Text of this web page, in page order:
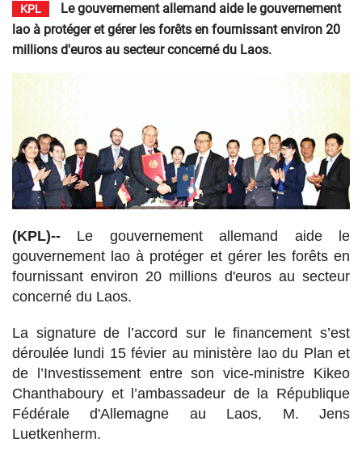
KPL
Le gouvernement allemand aide le gouvernement
lao à protéger et gérer les forêts en fournissant environ 20
millions d'euros au secteur concerné du Laos.
(KPL)-- Le gouvernement allemand aide le
gouvernement lao à protéger et gérer les forêts en
fournissant environ 20 millions d'euros au secteur
concerné du Laos.
La signature de l’accord sur le financement s’est
déroulée lundi 15 févier au ministère lao du Plan et
de l’Investissement entre son vice-ministre Kikeo
Chanthaboury et l’ambassadeur de la République
Fédérale d'Allemagne au Laos, M. Jens
Luetkenherm.